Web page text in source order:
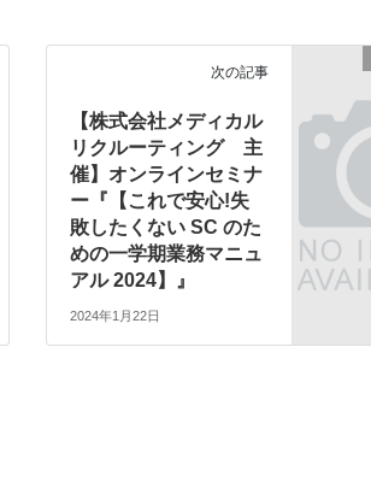
次の記事
【株式会社メディカル
リクルーティング 主
催】オンラインセミナ
ー『【これで安心!失
敗したくない SC のた
めの一学期業務マニュ
アル 2024】』
2024年1月22日